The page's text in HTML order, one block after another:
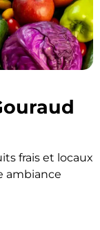
frais et locaux
ambiance